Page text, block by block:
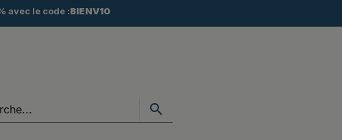
avec le code :BIENV10
search